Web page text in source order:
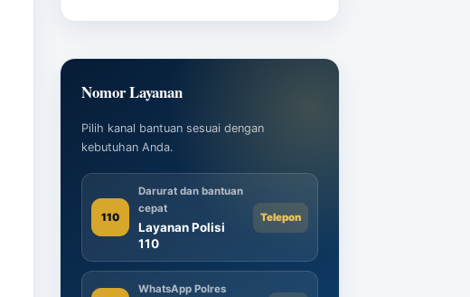
Nomor Layanan
Pilih kanal bantuan sesuai dengan
kebutuhan Anda.
110
Darurat dan bantuan
cepat
Layanan Polisi
110
Telepon
WhatsApp Polres